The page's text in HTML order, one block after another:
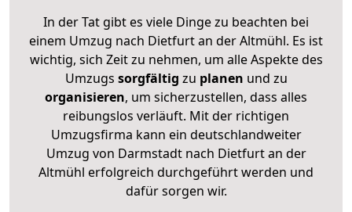
In der Tat gibt es viele Dinge zu beachten bei
einem Umzug nach Dietfurt an der Altmühl. Es ist
wichtig, sich Zeit zu nehmen, um alle Aspekte des
Umzugs sorgfältig zu planen und zu
organisieren, um sicherzustellen, dass alles
reibungslos verläuft. Mit der richtigen
Umzugsfirma kann ein deutschlandweiter
Umzug von Darmstadt nach Dietfurt an der
Altmühl erfolgreich durchgeführt werden und
dafür sorgen wir.